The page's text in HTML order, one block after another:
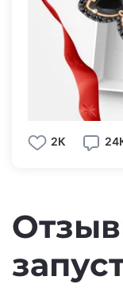
https://
2К